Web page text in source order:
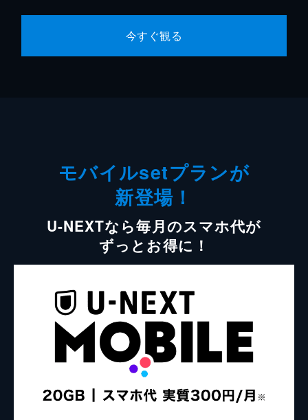
今すぐ観る
モバイルsetプランが
新登場！
U-NEXTなら毎月のスマホ代が
ずっとお得に！